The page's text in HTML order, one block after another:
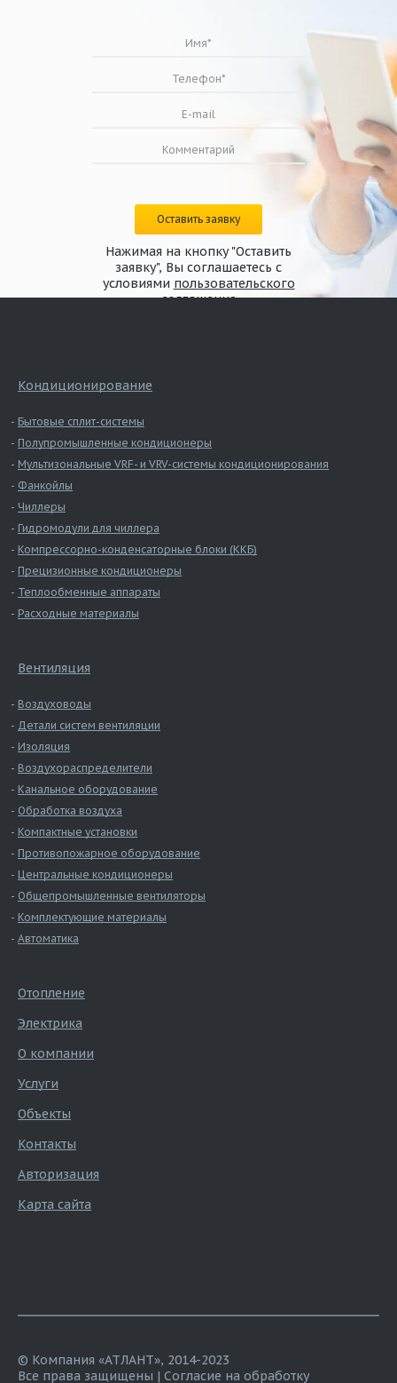
Оставить заявку
Нажимая на кнопку "Оставить
заявку", Вы соглашаетесь с
условиями пользовательского
соглашения
Кондиционирование
Бытовые сплит-системы
Полупромышленные кондиционеры
Мультизональные VRF- и VRV-системы кондиционирования
Фанкойлы
Чиллеры
Гидромодули для чиллера
Компрессорно-конденсаторные блоки (ККБ)
Прецизионные кондиционеры
Теплообменные аппараты
Расходные материалы
Вентиляция
Воздуховоды
Детали систем вентиляции
Изоляция
Воздухораспределители
Канальное оборудование
Обработка воздуха
Компактные установки
Противопожарное оборудование
Центральные кондиционеры
Общепромышленные вентиляторы
Комплектующие материалы
Автоматика
Отопление
Электрика
О компании
Услуги
Объекты
Контакты
Авторизация
Карта сайта
© Компания «АТЛАНТ», 2014-2023
Все права защищены | Согласие на обработку